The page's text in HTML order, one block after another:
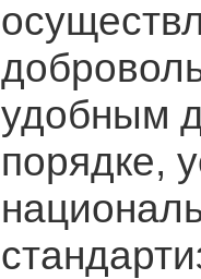
удобным
порядке,